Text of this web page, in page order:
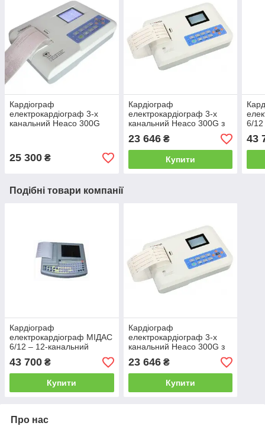
Кардіограф
електрокардіограф 3-х
канальний Heaco 300G
25 300 ₴
Кардіограф
електрокардіограф 3-х
канальний Heaco 300G з
монохромним екраном
23 646₴
Купити
6/12
43
Подібні товари компанії
Кардіограф
електрокардіограф МІДАС
6/12 – 12-канальний
43 700 ₴
Купити
Кардіограф
електрокардіограф 3-х
канальний Heaco 300G з
23 646₴
Купити
Про нас